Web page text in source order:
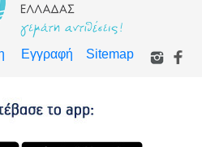
Εγγραφή Sitemap